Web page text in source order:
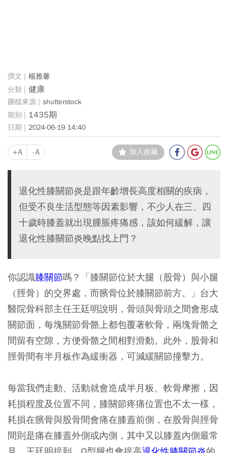
楊雅馨
健康
shutterstock
1435期
2024-06-19 14:40
+A -A 加入收藏
退化性膝關節炎是跟年齡增長高度相關的疾病，
但受不良生活型態等因素影響，不少人在三、四
十歲時膝蓋就出現腫脹疼痛感，該如何緩解，讓
退化性膝關節炎晚點找上門？
你認識膝關節嗎？「膝關節位於大腿（股骨）與小腿
（脛骨）的交界處，而髕骨位於膝關節前方。」台大
醫院骨科部主任王廷明說明，骨頭與骨頭之間會形成
關節面，每塊關節骨骼上都包覆著軟骨，兩塊骨骼之
間留有空隙，方便骨骼之間相對滑動。此外，股骨和
脛骨間有半月板作為緩衝器，可減緩關節撞擊力。
每當我們走動、活動就會造成半月板、軟骨摩擦，因
耗損程度及位置不同，膝關節疼痛位置也不太一樣，
耗損在髕骨與股骨間會痛在膝蓋前側，在股骨與脛骨
間則是痛在膝蓋外側或內側，其中又以膝蓋內側最常